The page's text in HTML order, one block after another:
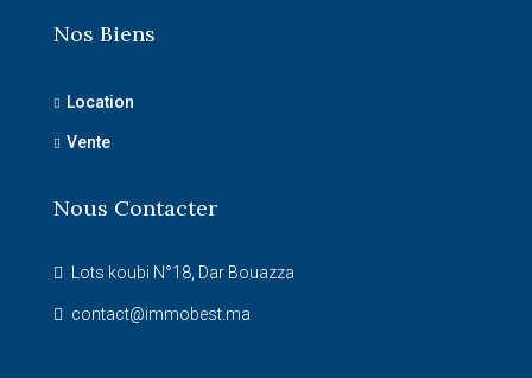
Nos Biens
Location
Vente
Nous Contacter
Lots koubi N°18, Dar Bouazza
contact@immobest.ma